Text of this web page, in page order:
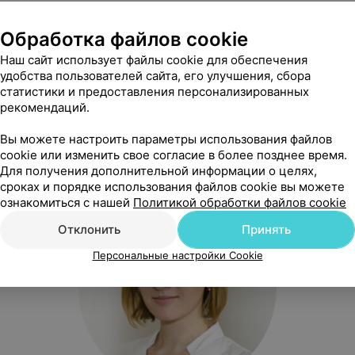
подход: перед процедурой врач проведет
план лечения.
на Harmony XL PRO — это уверенный шаг к безупречной
средствах, маскирующих несовершенства, и
и молодостью кожи.
сертифицированный специалист, врач-косметолог 1-й
Обработка файлов cookie
Наш сайт использует файлы cookie для обеспечения
удобства пользователей сайта, его улучшения, сбора
статистики и предоставления персонализированных
рекомендаций.
Вы можете настроить параметры использования файлов
cookie или изменить свое согласие в более позднее время.
Для получения дополнительной информации о целях,
сроках и порядке использования файлов cookie вы можете
ознакомиться с нашей Политикой обработки файлов cookie
Отклонить
Принять
Персональные настройки Cookie